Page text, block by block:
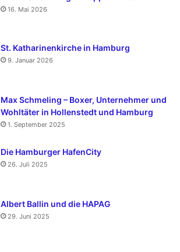
16. Mai 2026
St. Katharinenkirche in Hamburg
9. Januar 2026
Max Schmeling – Boxer, Unternehmer und
Wohltäter in Hollenstedt und Hamburg
1. September 2025
Die Hamburger HafenCity
26. Juli 2025
Albert Ballin und die HAPAG
29. Juni 2025